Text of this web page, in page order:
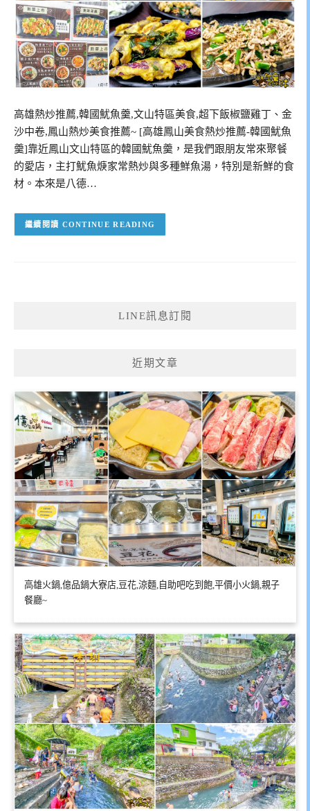
高雄熱炒推薦,韓國魷魚羹,文山特區美食,超下飯椒鹽雞丁、金
沙中卷,鳳山熱炒美食推薦~ [高雄鳳山美食熱炒推薦-韓國魷魚
羹]靠近鳳山文山特區的韓國魷魚羹，是我們跟朋友常來聚餐
的愛店，主打魷魚焿家常熱炒與多種鮮魚湯，特別是新鮮的食
材。本來是八德…
CONTINUE READING
LINE訊息訂閱
近期文章
高雄火鍋,億品鍋大寮店,豆花,涼麵,自助吧吃到飽,平價小火鍋,親子
餐廳~